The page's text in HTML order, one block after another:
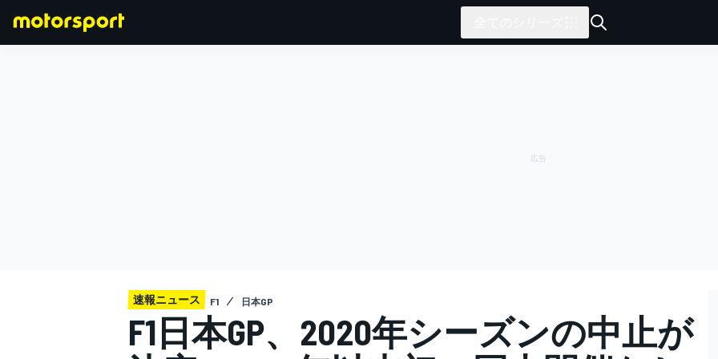
速報ニュース F1 日本GP
F1日本GP、2020年シーズンの中止が